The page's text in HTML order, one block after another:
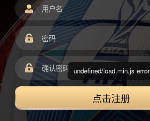
点击注册
undefined/load.min.js error